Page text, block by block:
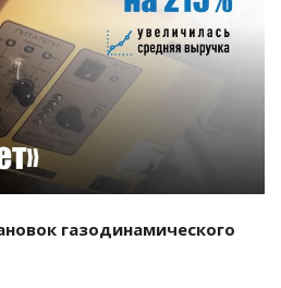
проект
газодинамического